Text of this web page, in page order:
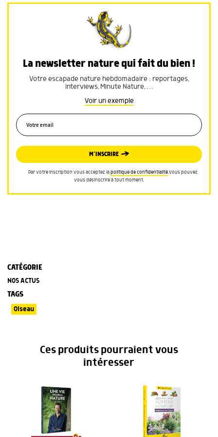
La newsletter nature qui fait du bien !
Votre escapade nature hebdomadaire : reportages,
interviews, Minute Nature, …
Voir un exemple
M’INSCRIRE
Par votre inscription vous acceptez lapolitique de confidentialité.Vous pouvez
vous désinscrire à tout moment.
CATÉGORIE
NOS ACTUS
TAGS
Oiseau
Ces produits pourraient vous
intéresser